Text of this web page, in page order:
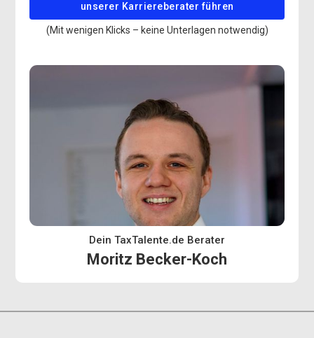
unserer Karriereberater führen
(Mit wenigen Klicks – keine Unterlagen notwendig)
Dein TaxTalente.de Berater
Moritz Becker-Koch